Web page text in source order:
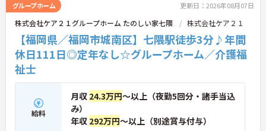
グループホーム 更新日：2026年08月07日
株式会社ケア２１グループホーム たのしい家七隈 株式会社ケア２１
【福岡県／福岡市城南区】七隈駅徒歩3分♪年間
休日111日◎定年なし☆グループホーム／介護福
祉士
給料
月収 24.3万円～以上（夜勤5回分・諸手当込
み）
年収 292万円～以上（別途賞与付与）